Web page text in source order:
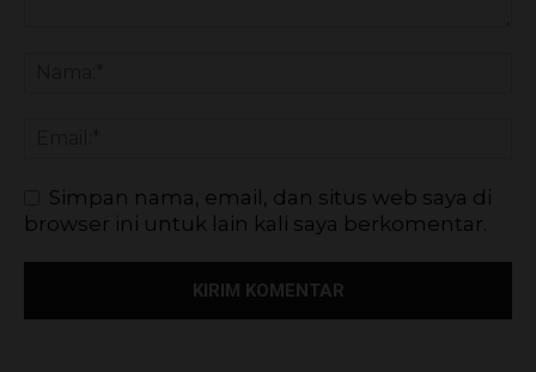
Simpan nama, email, dan situs web saya di
browser ini untuk lain kali saya berkomentar.